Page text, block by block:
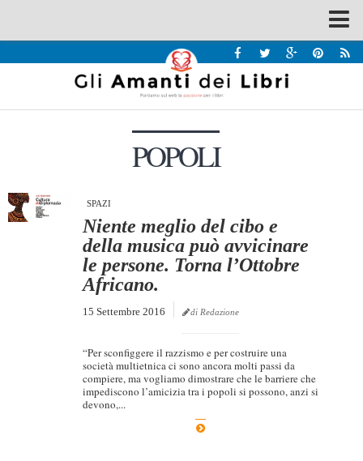
Recensioni
Interviste & Incontri
Chi siamo
Dicono di Noi
Rassegna Stampa
POPOLI
SPAZI
Niente meglio del cibo e
della musica può avvicinare
le persone. Torna l’Ottobre
Africano.
15 Settembre 2016 di Redazione
“Per sconfiggere il razzismo e per costruire una
società multietnica ci sono ancora molti passi da
compiere, ma vogliamo dimostrare che le barriere che
impediscono l’amicizia tra i popoli si possono, anzi si
devono,...